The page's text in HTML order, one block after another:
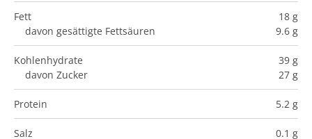
Fett
18 g
davon gesättigte Fettsäuren
9.6 g
Kohlenhydrate
39 g
davon Zucker
27 g
Protein 5.2 g
Salz 0.1 g